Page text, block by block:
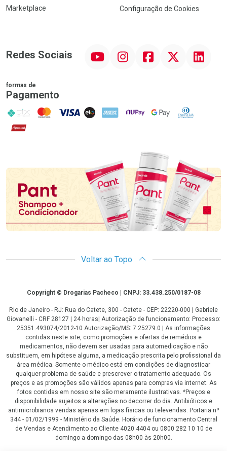
Marketplace
Configuração de Cookies
Redes Sociais InstagramFacebook Linkedin
formas de
Pagamento
PIX MasterCard
VISA ELO AMEX NuPay Google PayDiners Club
Hipercard
Promoção em Destaque
Voltar ao Topo
CopyrightCopyright © Drogarias Pacheco | CNPJ: 33.438.250/0187-08
Rio de Janeiro - RJ: Rua do Catete, 300 - Catete - CEP: 22220-000 | Gabriele
Giovanelli - CRF 28127 | 24 horas| Autorização de funcionamento: Processo:
25351.493074/2012-10 Autorização/MS: 7.25279.0 | As informações
contidas neste site, como promoções e ofertas de remédios e
medicamentos, não devem ser usadas para automedicação e não
substituem, em hipótese alguma, a medicação prescrita pelo profissional da
área médica. Somente o médico está em condições de diagnosticar
qualquer problema de saúde e prescrever o tratamento adequado. Os
preços e as promoções são válidos apenas para compras via internet. As
fotos contidas em nosso site são meramente ilustrativas. *Preços e
disponibilidade sujeitos a alterações no decorrer do dia. Antibióticos e
antimicrobianos vendas apenas em lojas físicas ou televendas. Portaria nº
344 - 01/02/1999 - Ministério da Saúde. Horário de funcionamento Central
de Vendas e Atendimento ao Cliente 4020 4404 ou 0800 282 10 10 de
domingo a domingo das 08h00 às 20h00.